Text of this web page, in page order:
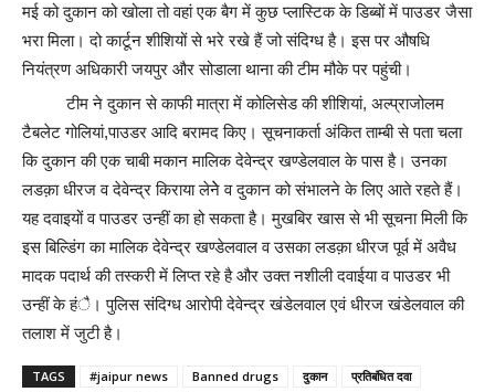
मई को दुकान को खोला तो वहां एक बैग में कुछ प्लास्टिक के डिब्बों में पाउडर जैसा
भरा मिला। दो कार्टून शीशियों से भरे रखे हैं जो संदिग्ध है। इस पर औषधि
नियंत्रण अधिकारी जयपुर और सोडाला थाना की टीम मौके पर पहुंची।
टीम ने दुकान से काफी मात्रा में कोलिसेड की शीशियां, अल्प्राजोलम
टैबलेट गोलियां,पाउडर आदि बरामद किए। सूचनाकर्ता अंकित ताम्बी से पता चला
कि दुकान की एक चाबी मकान मालिक देवेन्द्र खण्डेलवाल के पास है। उनका
लडक़ा धीरज व देवेन्द्र किराया लेनेे व दुकान को संभालने के लिए आते रहते हैं।
यह दवाइयों व पाउडर उन्हीं का हो सकता है। मुखबिर खास से भी सूचना मिली कि
इस बिल्डिंग का मालिक देवेन्द्र खण्डेलवाल व उसका लडक़ा धीरज पूर्व में अवैध
मादक पदार्थ की तस्करी में लिप्त रहे है और उक्त नशीली दवाईया व पाउडर भी
उन्हीं के हंै। पुलिस संदिग्ध आरोपी देवेन्द्र खंडेलवाल एवं धीरज खंडेलवाल की
तलाश में जुटी है।
TAGS #jaipur news Banned drugs दुकान
प्रतिबंधित दवा